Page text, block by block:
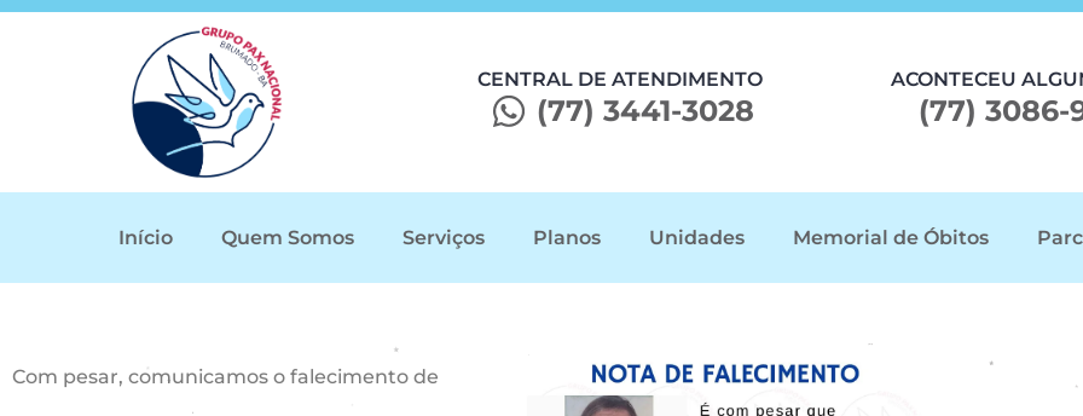
CENTRAL DE ATENDIMENTO
(77) 3441-3028
ACONTECEU
(77) 3086-
Início Quem Somos Serviços Planos Unidades Memorial de Óbitos
Com pesar, comunicamos o falecimento de